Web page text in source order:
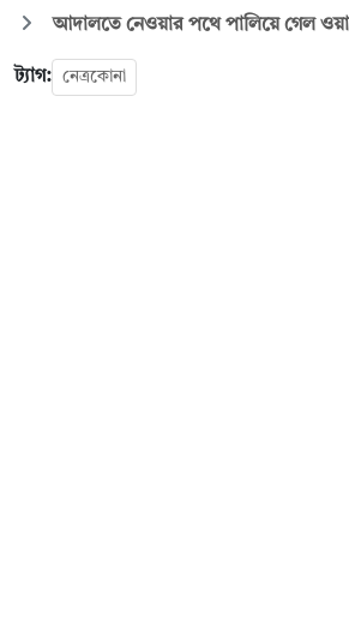
আদালতে নেওয়ার পথে পালিয়ে গেল
ট্যাগ: নেত্রকোনা